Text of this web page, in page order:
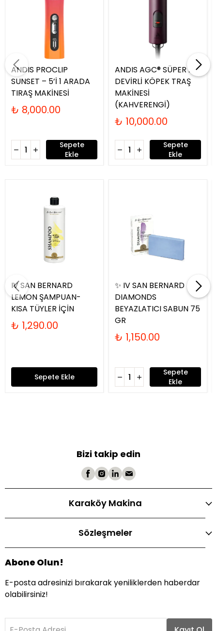
ANDIS PROCLIP
SUNSET – 5’İ 1 ARADA
TIRAŞ MAKİNESİ
₺ 8,000.00
Sepete
Ekle
ANDIS AGC® SÜPER 2-
DEVİRLİ KÖPEK TRAŞ
MAKİNESİ
(KAHVERENGİ)
₺ 10,000.00
Sepete
Ekle
IV SAN BERNARD
LEMON ŞAMPUAN-
KISA TÜYLER İÇİN
₺ 1,290.00
Sepete Ekle
✨ IV SAN BERNARD
DIAMONDS
BEYAZLATICI SABUN 75
GR
₺ 1,150.00
Sepete
Ekle
Bizi takip edin
Karaköy Makina
Sözleşmeler
Abone Olun!
E-posta adresinizi bırakarak yeniliklerden haberdar
olabilirsiniz!